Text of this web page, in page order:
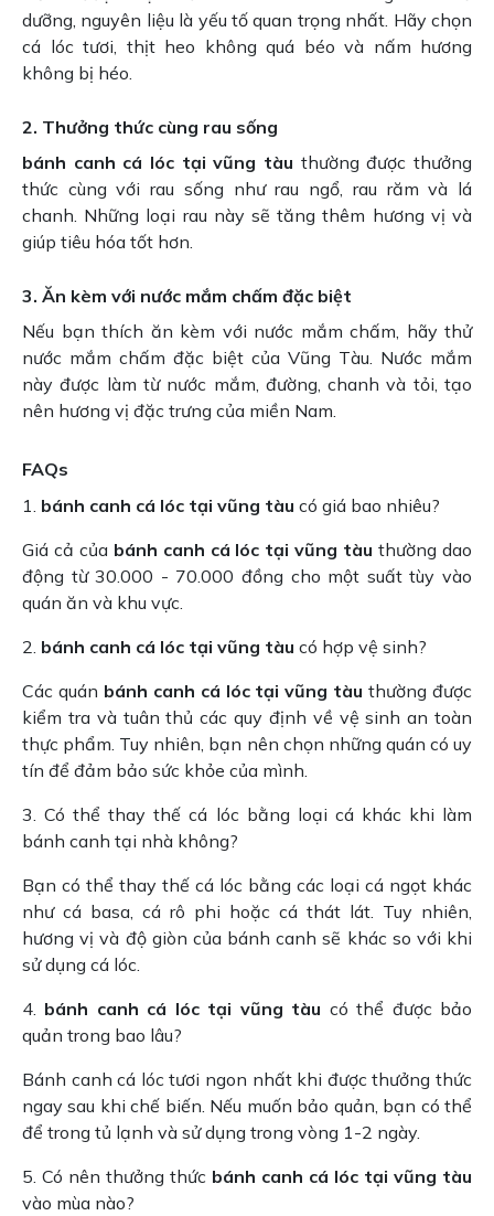
dưỡng, nguyên liệu là yếu tố quan trọng nhất. Hãy chọn
cá lóc tươi, thịt heo không quá béo và nấm hương
không bị héo.
2. Thưởng thức cùng rau sống
bánh canh cá lóc tại vũng tàu thường được thưởng
thức cùng với rau sống như rau ngổ, rau răm và lá
chanh. Những loại rau này sẽ tăng thêm hương vị và
giúp tiêu hóa tốt hơn.
3. Ăn kèm với nước mắm chấm đặc biệt
Nếu bạn thích ăn kèm với nước mắm chấm, hãy thử
nước mắm chấm đặc biệt của Vũng Tàu. Nước mắm
này được làm từ nước mắm, đường, chanh và tỏi, tạo
nên hương vị đặc trưng của miền Nam.
FAQs
1. bánh canh cá lóc tại vũng tàu có giá bao nhiêu?
Giá cả của bánh canh cá lóc tại vũng tàu thường dao
động từ 30.000 - 70.000 đồng cho một suất tùy vào
quán ăn và khu vực.
2. bánh canh cá lóc tại vũng tàu có hợp vệ sinh?
Các quán bánh canh cá lóc tại vũng tàu thường được
kiểm tra và tuân thủ các quy định về vệ sinh an toàn
thực phẩm. Tuy nhiên, bạn nên chọn những quán có uy
tín để đảm bảo sức khỏe của mình.
3. Có thể thay thế cá lóc bằng loại cá khác khi làm
bánh canh tại nhà không?
Bạn có thể thay thế cá lóc bằng các loại cá ngọt khác
như cá basa, cá rô phi hoặc cá thát lát. Tuy nhiên,
hương vị và độ giòn của bánh canh sẽ khác so với khi
sử dụng cá lóc.
4. bánh canh cá lóc tại vũng tàu có thể được bảo
quản trong bao lâu?
Bánh canh cá lóc tươi ngon nhất khi được thưởng thức
ngay sau khi chế biến. Nếu muốn bảo quản, bạn có thể
để trong tủ lạnh và sử dụng trong vòng 1-2 ngày.
5. Có nên thưởng thức bánh canh cá lóc tại vũng tàu
vào mùa nào?